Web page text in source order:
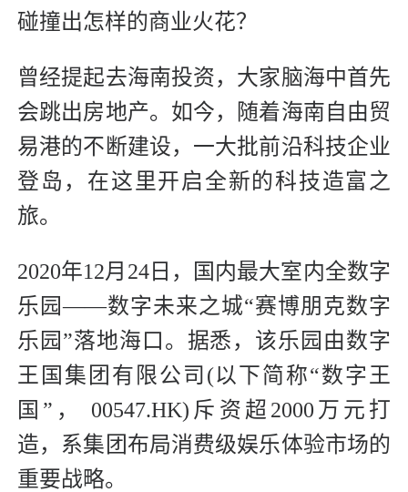
碰撞出怎样的商业火花？
曾经提起去海南投资，大家脑海中首先
会跳出房地产。如今，随着海南自由贸
易港的不断建设，一大批前沿科技企业
登岛，在这里开启全新的科技造富之
旅。
2020年12月24日，国内最大室内全数字
乐园——数字未来之城“赛博朋克数字
乐园”落地海口。据悉，该乐园由数字
王国集团有限公司(以下简称“数字王
国”， 00547.HK)斥资超2000万元打
造，系集团布局消费级娱乐体验市场的
重要战略。